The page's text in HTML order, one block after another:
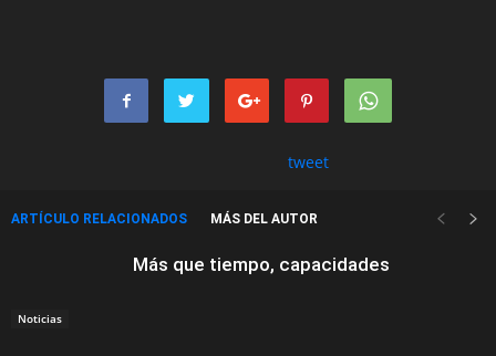
tweet
ARTÍCULO RELACIONADOS MÁS DEL AUTOR
Noticias
Más que tiempo, capacidades